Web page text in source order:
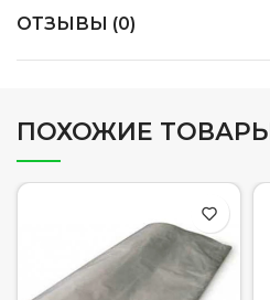
ОТЗЫВЫ (0)
ПОХОЖИЕ